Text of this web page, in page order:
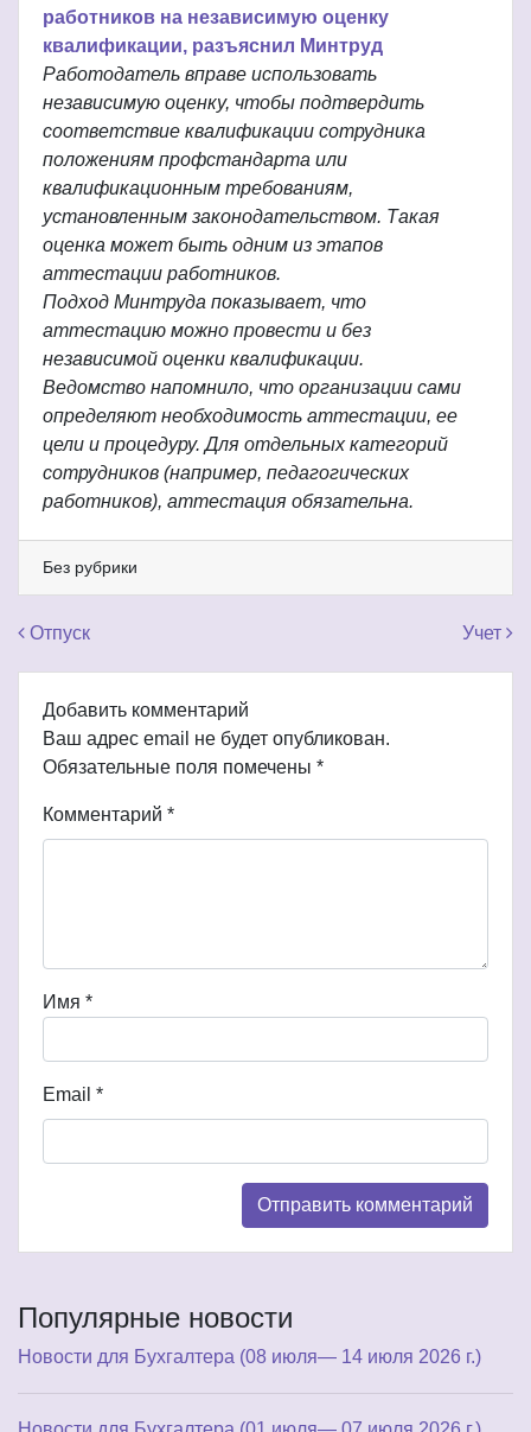
работников на независимую оценку
квалификации, разъяснил Минтруд
Работодатель вправе использовать
независимую оценку, чтобы подтвердить
соответствие квалификации сотрудника
положениям профстандарта или
квалификационным требованиям,
установленным законодательством. Такая
оценка может быть одним из этапов
аттестации работников.
Подход Минтруда показывает, что
аттестацию можно провести и без
независимой оценки квалификации.
Ведомство напомнило, что организации сами
определяют необходимость аттестации, ее
цели и процедуру. Для отдельных категорий
сотрудников (например, педагогических
работников), аттестация обязательна.
Без рубрики
Навигация по записям
Отпуск Учет
Добавить комментарий
Ваш адрес email не будет опубликован.
Обязательные поля помечены *
Комментарий *
Имя *
Email *
Популярные новости
Новости для Бухгалтера (08 июля— 14 июля 2026 г.)